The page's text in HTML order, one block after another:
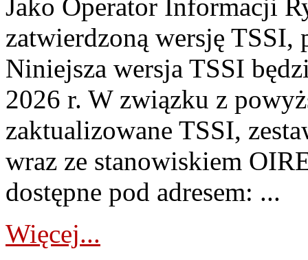
Jako Operator Informacji
zatwierdzoną wersję TSSI,
Niniejsza wersja TSSI
2026 r. W związku z
zaktualizowane TSSI,
wraz ze stanowiskiem
dostępne pod adresem: ...
Więcej...